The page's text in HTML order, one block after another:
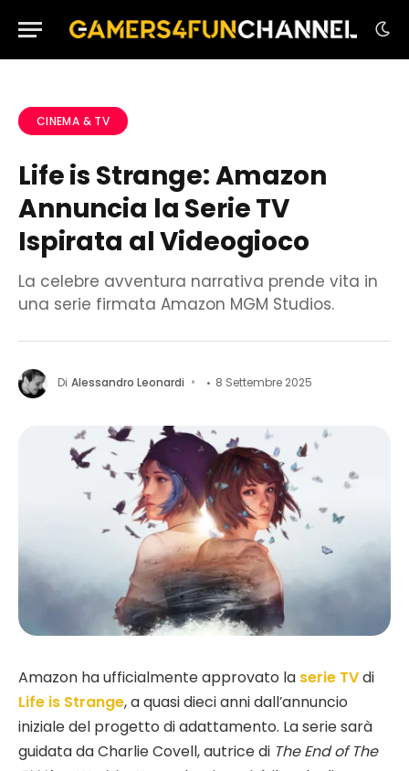
CINEMA & TV
Life is Strange: Amazon
Annuncia la Serie TV
Ispirata al Videogioco
La celebre avventura narrativa prende vita in
una serie firmata Amazon MGM Studios.
Di Alessandro Leonardi 8 Settembre 2025
Amazon ha ufficialmente approvato la serie TVdi
Life is Strange, a quasi dieci anni dall’annuncio
iniziale del progetto di adattamento. La serie sarà
guidata da Charlie Covell, autrice di The End of The